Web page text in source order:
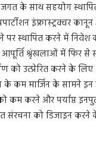
के साथ सहयोग
इंफ्रास्ट्रक्चर
पर स्थापित करने में
श्रृंखलाओं में फिर से
को उत्प्रेरित करने के
कम मार्जिन के सामने
कम करने और पर्याप्त
संरचना को डिजाइन